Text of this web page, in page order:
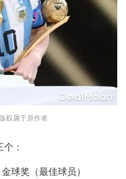
权属于原作者
：
球奖（最佳球员）